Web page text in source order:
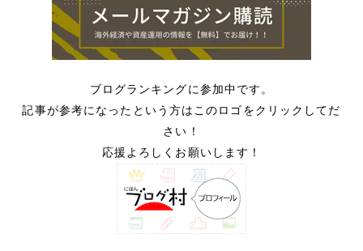
ブログランキングに参加中です。
記事が参考になったという方はこのロゴをクリックしてだ
さい！
応援よろしくお願いします！